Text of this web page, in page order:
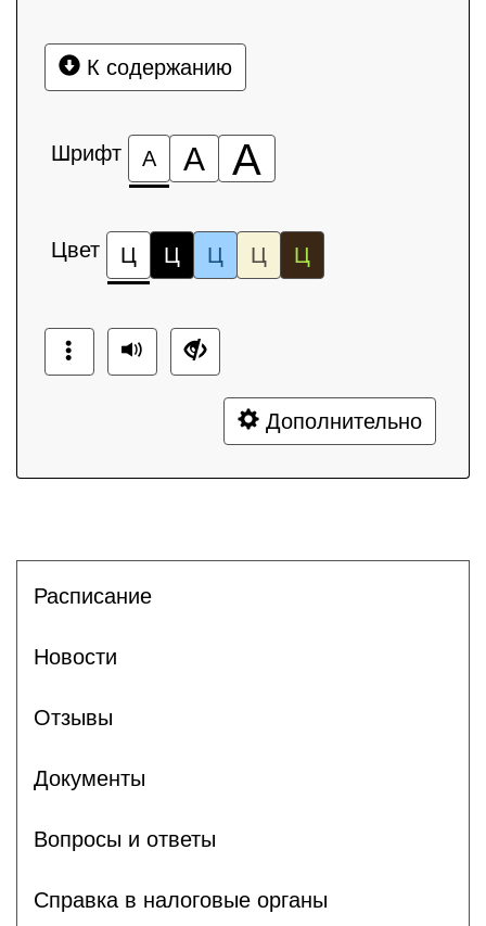
К содержанию
Шрифт А А А
Цвет Ц Ц Ц Ц Ц
Дополнительно
Расписание
Новости
Отзывы
Документы
Вопросы и ответы
Справка в налоговые органы